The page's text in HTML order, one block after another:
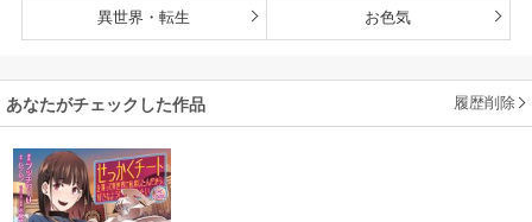
異世界・転生 お色気
あなたがチェックした作品 履歴削除